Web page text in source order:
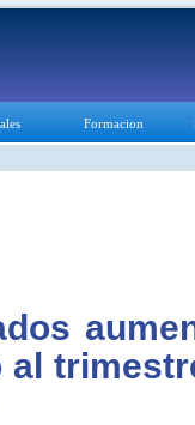
Formacion
al